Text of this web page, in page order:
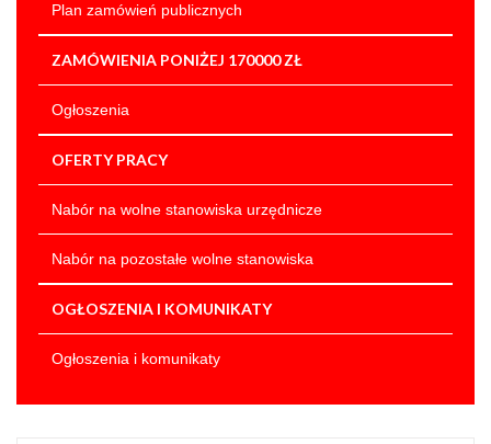
Plan zamówień publicznych
ZAMÓWIENIA PONIŻEJ 170000 ZŁ
Ogłoszenia
OFERTY PRACY
Nabór na wolne stanowiska urzędnicze
Nabór na pozostałe wolne stanowiska
OGŁOSZENIA I KOMUNIKATY
Ogłoszenia i komunikaty